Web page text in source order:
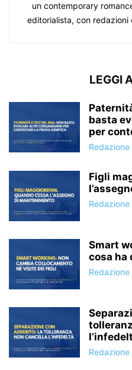
un contemporary
editorialista, con
LEGGI
basta
per
Figli
Smart
cosa ha